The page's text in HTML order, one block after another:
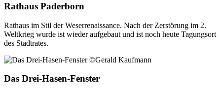
Rathaus Paderborn
Rathaus im Stil der Weserrenaissance. Nach der Zerstörung im 2.
Weltkrieg wurde ist wieder aufgebaut und ist noch heute Tagungsort
des Stadtrates.
Das Drei-Hasen-Fenster